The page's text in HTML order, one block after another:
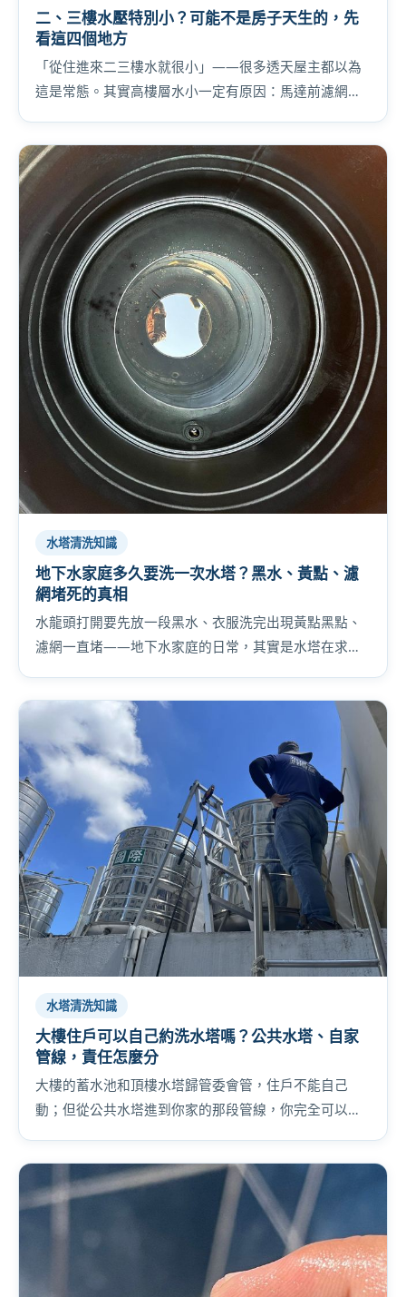
二、三樓水壓特別小？可能不是房子天生的，先
看這四個地方
「從住進來二三樓水就很小」——很多透天屋主都以為
這是常態。其實高樓層水小一定有原因：馬達前濾網卡
水塔清洗知識
地下水家庭多久要洗一次水塔？黑水、黃點、濾
網堵死的真相
水龍頭打開要先放一段黑水、衣服洗完出現黃點黑點、
濾網一直堵——地下水家庭的日常，其實是水塔在求
水塔清洗知識
大樓住戶可以自己約洗水塔嗎？公共水塔、自家
管線，責任怎麼分
大樓的蓄水池和頂樓水塔歸管委會管，住戶不能自己
動；但從公共水塔進到你家的那段管線，你完全可以自
楚。